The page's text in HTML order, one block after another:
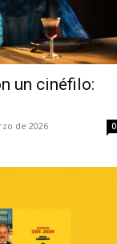
un cinéfilo:
de 2026 0